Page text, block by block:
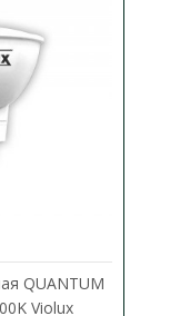
QUANTUM
Violux